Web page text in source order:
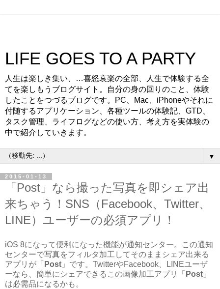
LIFE GOES TO A PARTY
人生は楽しき集い、…喜怒哀楽の全部、人生で体験する全
てを楽しもうブログサイト。自分の身の回りのこと、体験
したことをつづるブログです。PC、Mac、iPhoneやそれに
付随するアプリケーション、各種ツールの体験記、GTD、
タスク管理、ライフログなどの使い方、考え方を実体験の
中で紹介していきます。
▼
2015-01-13
「Post」なら撮った写真を即シェア出
来ちゃう！SNS（Facebook、Twitter、
LINE）ユーザーの必須アプリ！
iOS 8になって便利になった機能が通知センター。この通知
センターで写真をフィルタ加工してそのままシェア出来る
アプリが「 Post 」です。TwitterやFacebook、LINEユーザ
ーなら、簡単にシェアできるこの画像加工アプリ「 Post 」
は必需品になるかも。